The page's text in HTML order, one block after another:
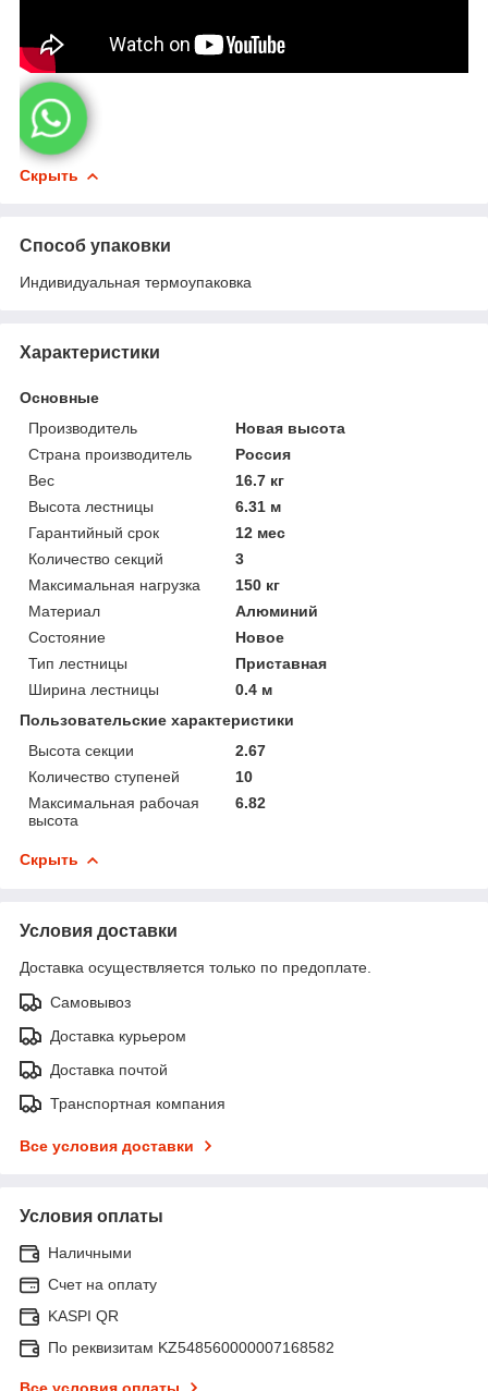
Скрыть
Способ упаковки
Индивидуальная термоупаковка
Характеристики
Основные
Производитель
Новая высота
Страна производитель
Россия
Вес
16.7 кг
Высота лестницы
6.31 м
Гарантийный срок
12 мес
Количество секций
3
Максимальная нагрузка
150 кг
Материал
Алюминий
Состояние
Новое
Тип лестницы
Приставная
Ширина лестницы
0.4 м
Пользовательские характеристики
Высота секции
2.67
Количество ступеней
10
Максимальная рабочая
высота
6.82
Скрыть
Условия доставки
Доставка осуществляется только по предоплате.
Самовывоз
Доставка курьером
Доставка почтой
Транспортная компания
Все условия доставки
Условия оплаты
Наличными
Счет на оплату
KASPI QR
По реквизитам KZ548560000007168582